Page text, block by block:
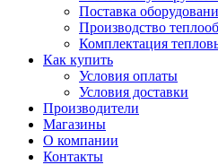
Поставка
Производство
Комплектация
Как купить
Условия оплаты
Условия доставки
Производители
Магазины
О компании
Контакты